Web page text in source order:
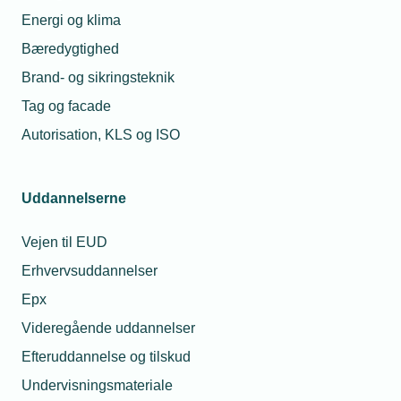
Energi og klima
Bæredygtighed
Brand- og sikringsteknik
Tag og facade
Autorisation, KLS og ISO
Uddannelserne
Vejen til EUD
Erhvervsuddannelser
Epx
Videregående uddannelser
Efteruddannelse og tilskud
Undervisningsmateriale
Læs mere om samme emne:
Dansk VVS Electra
Relaterede nyheder
Kurven knækker den rigtige vej for
erhvervsskolerne